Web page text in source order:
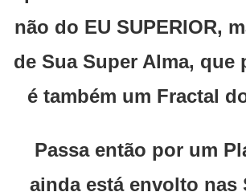
não do EU SUPERIOR,
de Sua Super Alma, que
é também um Fractal
Passa então por um
ainda está envolto nas